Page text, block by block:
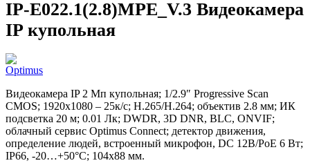
IP-E022.1(2.8)MPE_V.3 Видеокамера
IP купольная
Видеокамера IP 2 Мп купольная; 1/2.9″ Progressive Scan
CMOS; 1920х1080 – 25к/с; H.265/H.264; объектив 2.8 мм; ИК
подсветка 20 м; 0.01 Лк; DWDR, 3D DNR, BLC, ONVIF;
облачный сервис Optimus Connect; детектор движения,
определение людей, встроенный микрофон, DC 12В/PoE 6 Вт;
IP66, -20…+50°C; 104х88 мм.